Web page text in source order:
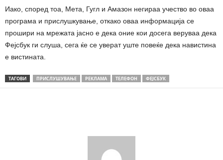
Иако, според тоа, Мета, Гугл и Амазон негираа учество во оваа
програма и прислушкување, откако оваа информација се
прошири на мрежата јасно е дека оние кои досега веруваа дека
Фејсбук ги слуша, сега ќе се уверат уште повеќе дека навистина
е вистината.
ТАГОВИ ПРИСЛУШУВАЊЕ РЕКЛАМА ТЕЛЕФОН ФЕЈСБУК